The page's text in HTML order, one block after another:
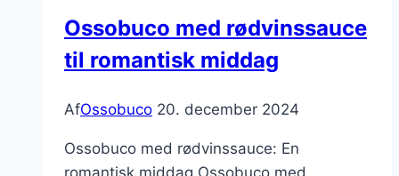
Ossobuco med rødvinssauce
til romantisk middag
AfOssobuco 20. december 2024
Ossobuco med rødvinssauce: En